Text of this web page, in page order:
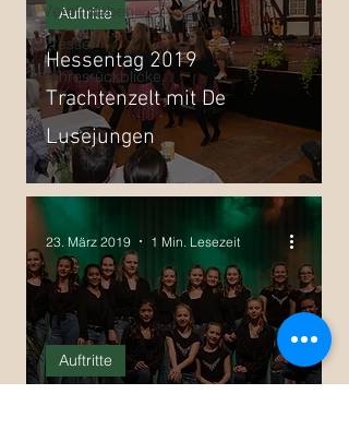
Vereinsleben
Presse
Jahresrückblicke
Hessentag 2019
Trachtenzelt mit De
Lusejungen
Auftritte
Auftritte
23. März 2019 1 Min. Lesezeit